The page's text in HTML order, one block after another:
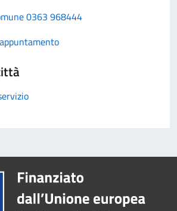
0363 968444